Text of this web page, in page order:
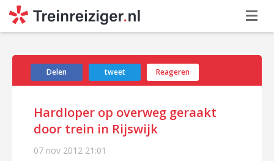
Delen tweet Reageren
Hardloper op overweg geraakt
door trein in Rijswijk
07 nov 2012 21:01